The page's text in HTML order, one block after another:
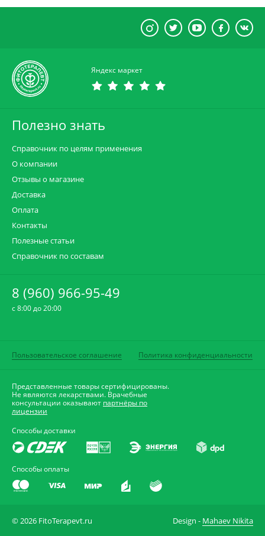
Яндекс маркет
Полезно знать
Справочник по целям применения
О компании
Отзывы о магазине
Доставка
Оплата
Контакты
Полезные статьи
Справочник по составам
8 (960) 966-95-49
c 8:00 до 20:00
Пользовательское соглашение Политика конфиденциальности
Представленные товары сертифицированы.
Не являются лекарствами. Врачебные
консультации оказывают партнёры по
лицензии
Способы доставки
Способы оплаты
© 2026 FitoTerapevt.ru Design - Mahaev Nikita